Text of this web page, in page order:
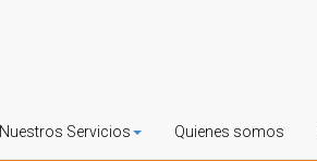
Nuestros Servicios Quienes somos